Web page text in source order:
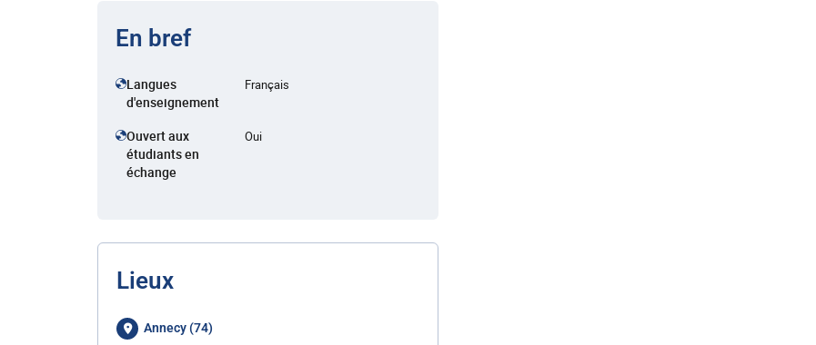
En bref
Langues
d'enseignement
Français
Ouvert aux
étudiants en
échange
Oui
Lieux
Annecy (74)